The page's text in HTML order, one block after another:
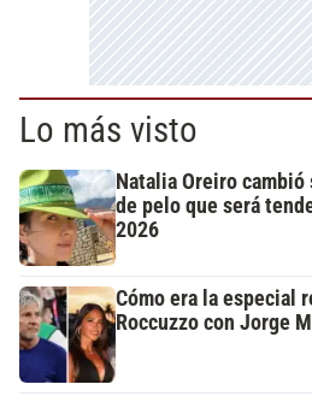
Lo más visto
Natalia Oreiro
de pelo que será
2026
Cómo era la especial
Roccuzzo con Jorge